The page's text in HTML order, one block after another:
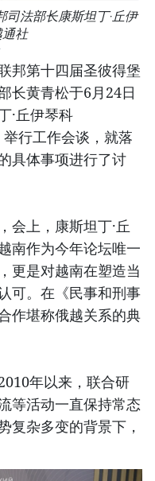
法部长康斯坦丁·丘伊
社
邦第十四届圣彼得堡
长黄青松于6月24日
·丘伊琴科
行工作会谈，就落
具体事项进行了讨
会上，康斯坦丁·丘
南作为今年论坛唯一
更是对越南在塑造当
可。在《民事和刑事
作堪称俄越关系的典
年以来，联合研
等活动一直保持常态
复杂多变的背景下，